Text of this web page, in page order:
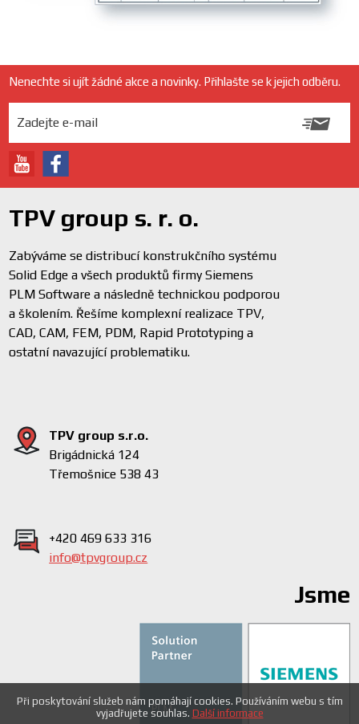
Nenechte si ujít žádné akce a novinky. Přihlašte se k jejich odběru.
TPV group s. r. o.
Zabýváme se distribucí konstrukčního systému
Solid Edge a všech produktů firmy Siemens
PLM Software a následně technickou podporou
a školením. Řešíme komplexní realizace TPV,
CAD, CAM, FEM, PDM, Rapid Prototyping a
ostatní navazující problematiku.
TPV group s.r.o.
Brigádnická 124
Třemošnice 538 43
+420 469 633 316
info@tpvgroup.cz
Jsme
Při poskytování služeb nám pomáhají cookies. Používáním webu s tím
vyjadřujete souhlas. Další informace